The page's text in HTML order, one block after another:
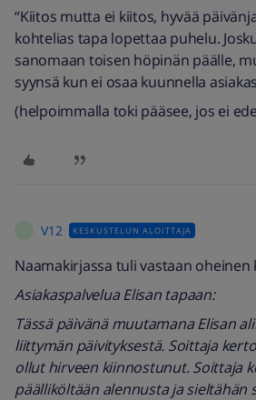
“Kiitos mutta ei kiitos, hyvää
kohtelias tapa lopettaa puhelu.
sanomaan toisen höpinän päälle,
syynsä kun ei osaa kuunnella
(helpoimmalla toki pääsee, jos ei
V12 KESKUSTELUN ALOITTAJA
Naamakirjassa tuli vastaan oheinen
Asiakaspalvelua Elisan tapaan:
Tässä päivänä muutamana Elisan
liittymän päivityksestä. Soittaja
ollut hirveen kiinnostunut. Soittaja
päälliköltään alennusta ja sieltähän